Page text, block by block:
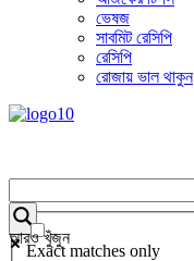
ভেষজ
সাবমিট রেসিপি
রেসিপি
রোজায় ভাল থাকুন
আরও খুঁজুন
Exact matches only